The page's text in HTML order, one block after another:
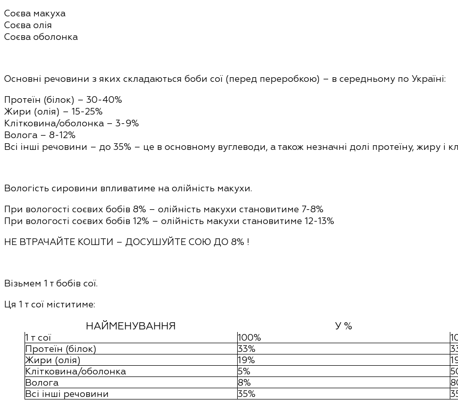
Соєва макуха
Соєва олія
Соєва оболонка
Основні речовини з яких складаються боби сої (перед переробкою) – в середньому по Україні:
Протеїн (білок) – 30-40%
Жири (олія) – 15-25%
Клітковина/оболонка – 3-9%
Волога – 8-12%
Всі інші речовини – до 35% – це в основному вуглеводи, а також незначні долі протеїну, жиру і
Вологість сировини впливатиме на олійність макухи.
При вологості соєвих бобів 8% – олійність макухи становитиме 7-8%
При вологості соєвих бобів 12% – олійність макухи становитиме 12-13%
НЕ ВТРАЧАЙТЕ КОШТИ – ДОСУШУЙТЕ СОЮ ДО 8% !
Візьмем 1 т бобів сої.
Ця 1 т сої міститиме:
НАЙМЕНУВАННЯ У %
1 т сої 100%
Протеїн (білок)
33%
Жири (олія)
19%
Клітковина/оболонка
5%
Волога
8%
Всі інші речовини
35%